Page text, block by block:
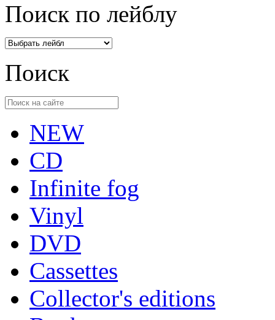
Поиск по лейблу
Поиск
NEW
CD
Infinite fog
Vinyl
DVD
Cassettes
Collector's editions